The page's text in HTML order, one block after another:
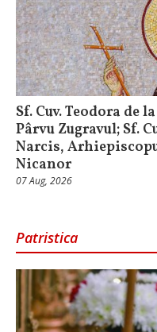
Sf. Cuv. Teodora de
Pârvu Zugravul; Sf.
Narcis,
Nicanor
07 Aug, 2026
Patristica